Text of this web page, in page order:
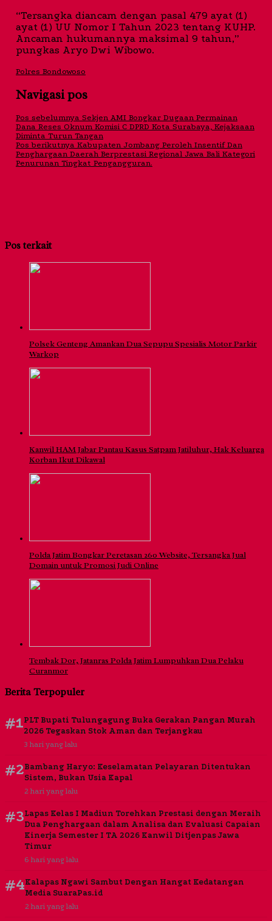
“Tersangka diancam dengan pasal 479 ayat (1)
ayat (1) UU Nomor I Tahun 2023 tentang KUHP.
Ancaman hukumannya maksimal 9 tahun,”
pungkas Aryo Dwi Wibowo.
Polres Bondowoso
Navigasi pos
Pos sebelumnya Sekjen AMI Bongkar Dugaan Permainan
Dana Reses Oknum Komisi C DPRD Kota Surabaya, Kejaksaan
Diminta Turun Tangan
Pos berikutnya Kabupaten Jombang Peroleh Insentif Dan
Penghargaan Daerah Berprestasi Regional Jawa Bali Kategori
Penurunan Tingkat Pengangguran.
Pos terkait
Polsek Genteng Amankan Dua Sepupu Spesialis Motor Parkir
Warkop
Kanwil HAM Jabar Pantau Kasus Satpam Jatiluhur, Hak Keluarga
Korban Ikut Dikawal
Polda Jatim Bongkar Peretasan 260 Website, Tersangka Jual
Domain untuk Promosi Judi Online
Tembak Dor, Jatanras Polda Jatim Lumpuhkan Dua Pelaku
Curanmor
Berita Terpopuler
#1PLT Bupati Tulungagung Buka Gerakan Pangan Murah
2026 Tegaskan Stok Aman dan Terjangkau
3 hari yang lalu
#2Bambang Haryo: Keselamatan Pelayaran Ditentukan
Sistem, Bukan Usia Kapal
2 hari yang lalu
#3Lapas Kelas I Madiun Torehkan Prestasi dengan Meraih
Dua Penghargaan dalam Analisa dan Evaluasi Capaian
Kinerja Semester I TA 2026 Kanwil Ditjenpas Jawa
Timur
6 hari yang lalu
#4Kalapas Ngawi Sambut Dengan Hangat Kedatangan
Media SuaraPas.id
2 hari yang lalu